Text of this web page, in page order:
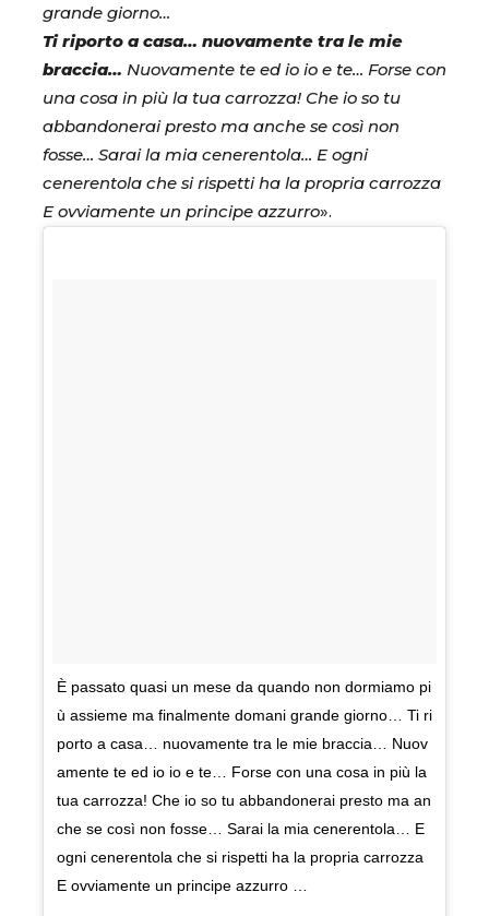
grande giorno…
Ti riporto a casa… nuovamente tra le mie
braccia… Nuovamente te ed io io e te… Forse con
una cosa in più la tua carrozza! Che io so tu
abbandonerai presto ma anche se così non
fosse… Sarai la mia cenerentola… E ogni
cenerentola che si rispetti ha la propria carrozza
E ovviamente un principe azzurro».
È passato quasi un mese da quando non dormiamo pi
ù assieme ma finalmente domani grande giorno… Ti ri
porto a casa… nuovamente tra le mie braccia… Nuov
amente te ed io io e te… Forse con una cosa in più la
tua carrozza! Che io so tu abbandonerai presto ma an
che se così non fosse… Sarai la mia cenerentola… E
ogni cenerentola che si rispetti ha la propria carrozza
E ovviamente un principe azzurro …